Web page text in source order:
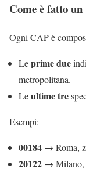
Come è fatto
Ogni CAP è
Leprime due
metropolitana.
Leultime tre
Esempi:
00184 → Roma,
20122 → Milano,